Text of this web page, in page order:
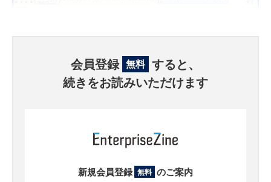
会員登録 無料 すると、
続きをお読みいただけます
新規会員登録 無料 のご案内